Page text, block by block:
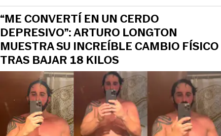
“ME CONVERTÍ EN UN CERDO
DEPRESIVO”: ARTURO LONGTON
MUESTRA SU INCREÍBLE CAMBIO FÍSICO
TRAS BAJAR 18 KILOS